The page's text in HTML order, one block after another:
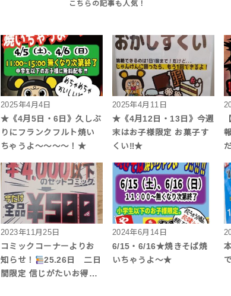
2025年4月4日
★《4月5日・6日》久しぶ
りにフランクフルト焼い
ちゃうよ〜〜〜〜！★
2025年4月11日
★《4月12日・13日》今週
末はお子様限定 お菓子す
くい‼★
2023年11月25日
コミックコーナーよりお
知らせ！
25.26日 二日
間限定 信じがたいお得…
2024年6月14日
6/15・6/16★焼きそば焼
いちゃうよ～★